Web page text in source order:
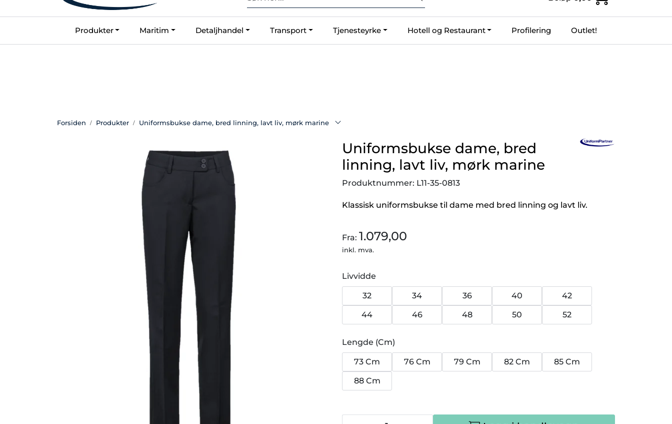
Skip to main content Fri frakt ved kjøp over 2500,-
Kontakt oss Om UniformPartner Favoritter Logg inn
Produkter Maritim Detaljhandel Transport Tjenesteyrke Hotell og Restaurant Profilering Outlet!
Forsiden Produkter Uniformsbukse dame, bred linning, lavt liv, mørk marine
Uniformsbukse dame, bred
linning, lavt liv, mørk marine
Produktnummer: L11-35-0813
Klassisk uniformsbukse til dame med bred linning og lavt liv.
Fra: 1.079,00
inkl. mva.
Livvidde
32 34 36 40
42
44
46 48 50 52
Lengde (Cm)
73 Cm 76 Cm 79 Cm 82 Cm
85 Cm
88 Cm